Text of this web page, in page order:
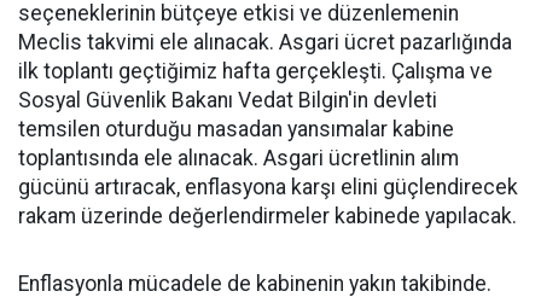
seçeneklerinin bütçeye etkisi ve düzenlemenin
Meclis takvimi ele alınacak. Asgari ücret pazarlığında
ilk toplantı geçtiğimiz hafta gerçekleşti. Çalışma ve
Sosyal Güvenlik Bakanı Vedat Bilgin'in devleti
temsilen oturduğu masadan yansımalar kabine
toplantısında ele alınacak. Asgari ücretlinin alım
gücünü artıracak, enflasyona karşı elini güçlendirecek
rakam üzerinde değerlendirmeler kabinede yapılacak.
Enflasyonla mücadele de kabinenin yakın takibinde.